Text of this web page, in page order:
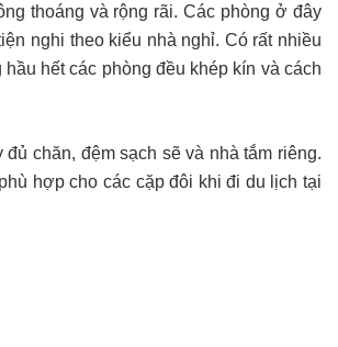
thoáng và rộng rãi. Các phòng ở đây
nghi theo kiểu nhà nghỉ. Có rất nhiều
hầu hết các phòng đều khép kín và cách
đủ chăn, đệm sạch sẽ và nhà tắm riêng.
hợp cho các cặp đôi khi đi du lịch tại